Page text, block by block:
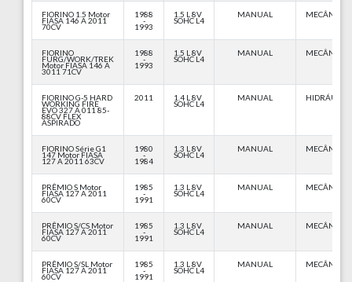
FIORINO 1.5 Motor
FIASA 146 A 2011
70CV
1988
-
1993
1.5 L 8V
SOHC L4
MANUAL MECÂNICA
FIORINO
FURG/WORK/TREK
Motor FIASA 146 A
3011 71CV
1988
-
1993
1.5 L 8V
SOHC L4
MANUAL MECÂNICA
FIORINO G-5 HARD
WORKING FIRE
EVO 327 A 011 85-
88CV FLEX
ASPIRADO
2011 1.4 L 8V
SOHC L4
MANUAL
FIORINO Série G1
147 Motor FIASA
127 A 2011 63CV
1980
-
1984
1.3 L 8V
SOHC L4
MANUAL MECÂNICA
PRÊMIO S Motor
FIASA 127 A 2011
60CV
1985
-
1991
1.3 L 8V
SOHC L4
MANUAL MECÂNICA
PRÊMIO S/CS Motor
FIASA 127 A 2011
60CV
1985
-
1991
1.3 L 8V
SOHC L4
MANUAL MECÂNICA
PRÊMIO S/SL Motor
FIASA 127 A 2011
60CV
1985
-
1991
1.3 L 8V
SOHC L4
MANUAL MECÂNICA